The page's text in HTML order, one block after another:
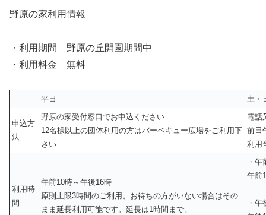
野原の家利用情報
・利用期間 野原の丘開園期間中
・利用料金 無料
平日 土・
申込方
法
野原の家受付窓口でお申込ください
12名様以上の団体利用の方はバーベキュー広場をご利用下
さい
電話
前日
利用
利用時
間
午前10時～午後16時
原則上限3時間のご利用。お待ちの方がいない場合はその
まま延長利用可能です。延長は1時間まで。
・午
午前
・午